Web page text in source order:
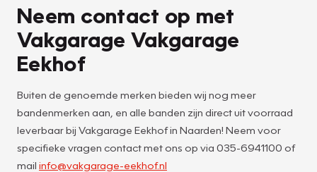
Neem contact op met
Vakgarage Vakgarage
Eekhof
Buiten de genoemde merken bieden wij nog meer
bandenmerken aan, en alle banden zijn direct uit voorraad
leverbaar bij Vakgarage Eekhof in Naarden! Neem voor
specifieke vragen contact met ons op via 035-6941100 of
mail info@vakgarage-eekhof.nl